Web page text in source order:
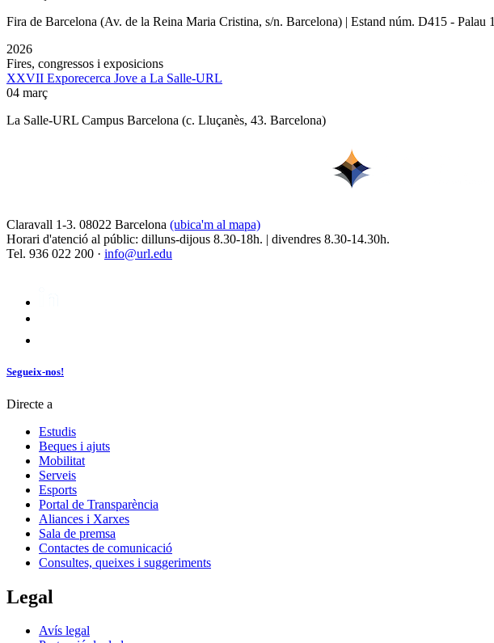
Fira de Barcelona (Av. de la Reina Maria Cristina, s/n. Barcelona) | Estand núm. D415 - Palau 1
2026
Fires, congressos i exposicions
XXVII Exporecerca Jove a La Salle-URL
04 març
La Salle-URL Campus Barcelona (c. Lluçanès, 43. Barcelona)
Claravall 1-3. 08022 Barcelona (ubica'm al mapa)
Horari d'atenció al públic: dilluns-dijous 8.30-18h. | divendres 8.30-14.30h.
Tel. 936 022 200 · info@url.edu
Segueix-nos!
Directe a
Estudis
Beques i ajuts
Mobilitat
Serveis
Esports
Portal de Transparència
Aliances i Xarxes
Sala de premsa
Contactes de comunicació
Consultes, queixes i suggeriments
Legal
Avís legal